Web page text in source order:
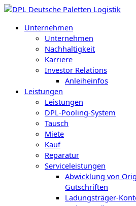
Zum
springenUnternehmen
Unternehmen
Nachhaltigkeit
Karriere
Investor Relations
Anleiheinfos
Leistungen
Leistungen
DPL-Pooling-System
Tausch
Miete
Kauf
Reparatur
Serviceleistungen
Abwicklung von
Gutschriften
Ladungsträger-